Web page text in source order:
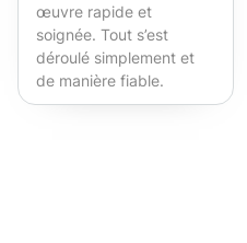
œuvre rapide et
soignée. Tout s’est
déroulé simplement et
de manière fiable.
Fortement recommandé !